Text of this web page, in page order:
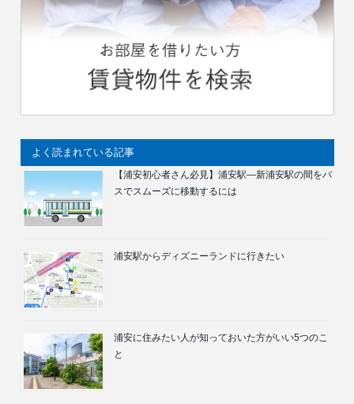
よく読まれている記事
【浦安初心者さん必見】浦安駅―新浦安駅の間をバ
スでスムーズに移動するには
浦安駅からディズニーランドに行きたい
浦安に住みたい人が知っておいた方がいい5つのこ
と